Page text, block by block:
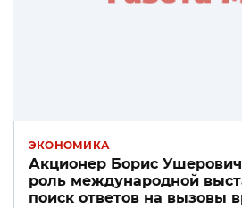
ЭКОНОМИКА
Акционер Борис
роль международной
поиск ответов на вызовы